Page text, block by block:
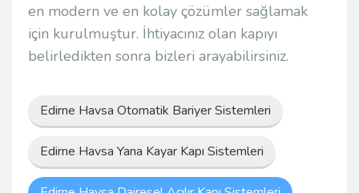
en modern ve en kolay çözümler sağlamak
için kurulmuştur. İhtiyacınız olan kapıyı
belirledikten sonra bizleri arayabilirsiniz.
Edirne Havsa Otomatik Bariyer Sistemleri
Edirne Havsa Yana Kayar Kapı Sistemleri